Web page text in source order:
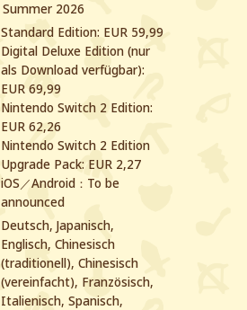
Summer 2026
Standard Edition: EUR 59,99
Digital Deluxe Edition (nur
als Download verfügbar):
EUR 69,99
Nintendo Switch 2 Edition:
EUR 62,26
Nintendo Switch 2 Edition
Upgrade Pack: EUR 2,27
iOS／Android：To be
announced
Deutsch, Japanisch,
Englisch, Chinesisch
(traditionell), Chinesisch
(vereinfacht), Französisch,
Italienisch, Spanisch,